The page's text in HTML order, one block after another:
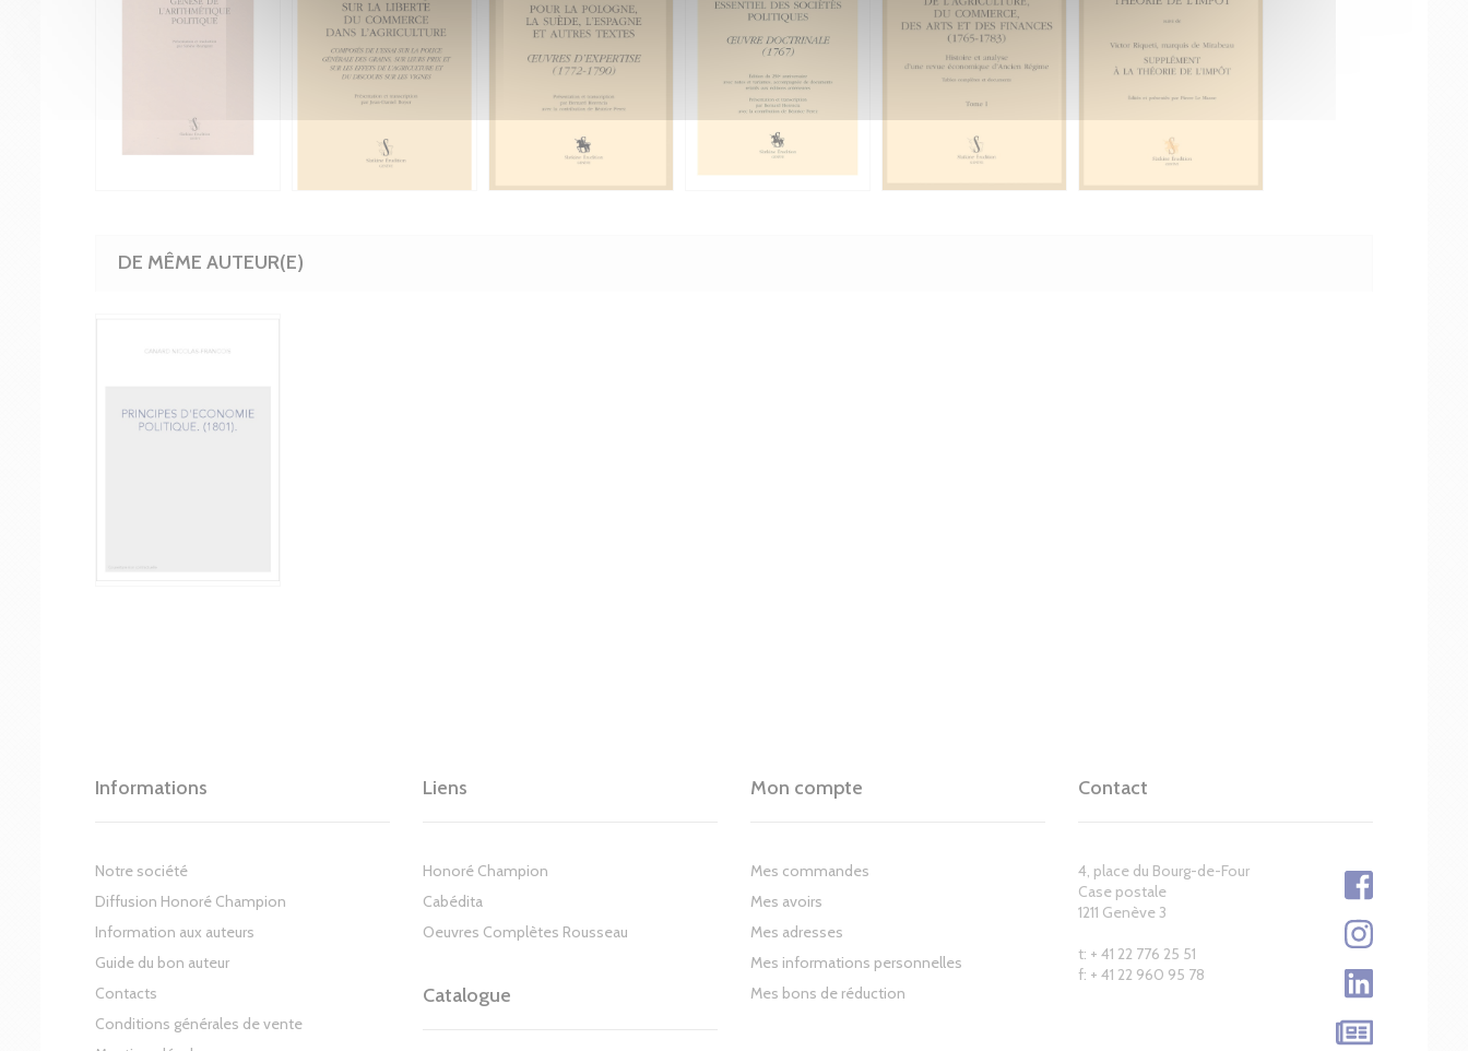
DE MÊME AUTEUR(E)
Informations
Notre société
Diffusion Honoré Champion
Information aux auteurs
Guide du bon auteur
Contacts
Conditions générales de vente
Liens
Honoré Champion
Cabédita
Oeuvres Complètes Rousseau
Catalogue
Mon compte
Mes commandes
Mes avoirs
Mes adresses
Mes informations personnelles
Mes bons de réduction
Contact
4, place du Bourg-de-Four
Case postale
1211 Genève 3
t: + 41 22 776 25 51
f: + 41 22 960 95 78